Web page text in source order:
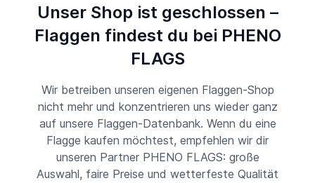
Unser Shop ist geschlossen –
Flaggen findest du bei PHENO
FLAGS
Wir betreiben unseren eigenen Flaggen-Shop
nicht mehr und konzentrieren uns wieder ganz
auf unsere Flaggen-Datenbank. Wenn du eine
Flagge kaufen möchtest, empfehlen wir dir
unseren Partner PHENO FLAGS: große
Auswahl, faire Preise und wetterfeste Qualität